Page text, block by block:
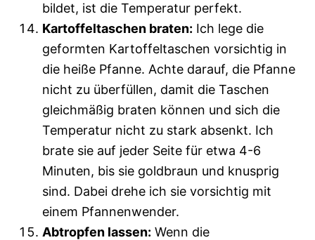
bildet, ist die Temperatur perfekt.
Kartoffeltaschen braten: Ich lege die
geformten Kartoffeltaschen vorsichtig in
die heiße Pfanne. Achte darauf, die Pfanne
nicht zu überfüllen, damit die Taschen
gleichmäßig braten können und sich die
Temperatur nicht zu stark absenkt. Ich
brate sie auf jeder Seite für etwa 4-6
Minuten, bis sie goldbraun und knusprig
sind. Dabei drehe ich sie vorsichtig mit
einem Pfannenwender.
Abtropfen lassen: Wenn die